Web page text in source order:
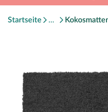
Startseite